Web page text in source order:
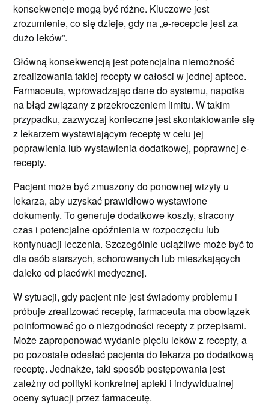
konsekwencje mogą być różne. Kluczowe jest
zrozumienie, co się dzieje, gdy na „e-recepcie jest za
dużo leków”.
Główną konsekwencją jest potencjalna niemożność
zrealizowania takiej recepty w całości w jednej aptece.
Farmaceuta, wprowadzając dane do systemu, napotka
na błąd związany z przekroczeniem limitu. W takim
przypadku, zazwyczaj konieczne jest skontaktowanie się
z lekarzem wystawiającym receptę w celu jej
poprawienia lub wystawienia dodatkowej, poprawnej e-
recepty.
Pacjent może być zmuszony do ponownej wizyty u
lekarza, aby uzyskać prawidłowo wystawione
dokumenty. To generuje dodatkowe koszty, stracony
czas i potencjalne opóźnienia w rozpoczęciu lub
kontynuacji leczenia. Szczególnie uciążliwe może być to
dla osób starszych, schorowanych lub mieszkających
daleko od placówki medycznej.
W sytuacji, gdy pacjent nie jest świadomy problemu i
próbuje zrealizować receptę, farmaceuta ma obowiązek
poinformować go o niezgodności recepty z przepisami.
Może zaproponować wydanie pięciu leków z recepty, a
po pozostałe odesłać pacjenta do lekarza po dodatkową
receptę. Jednakże, taki sposób postępowania jest
zależny od polityki konkretnej apteki i indywidualnej
oceny sytuacji przez farmaceutę.